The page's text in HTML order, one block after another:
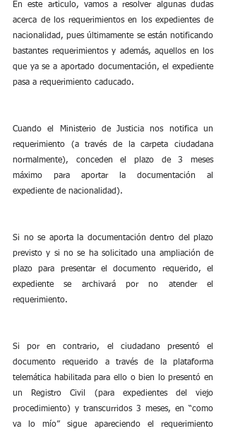
En este articulo, vamos a resolver algunas dudas
acerca de los requerimientos en los expedientes de
nacionalidad, pues últimamente se están notificando
bastantes requerimientos y además, aquellos en los
que ya se a aportado documentación, el expediente
pasa a requerimiento caducado.
Cuando el Ministerio de Justicia nos notifica un
requerimiento (a través de la carpeta ciudadana
normalmente), conceden el plazo de 3 meses
máximo para aportar la documentación al
expediente de nacionalidad).
Si no se aporta la documentación dentro del plazo
previsto y si no se ha solicitado una ampliación de
plazo para presentar el documento requerido, el
expediente se archivará por no atender el
requerimiento.
Si por en contrario, el ciudadano presentó el
documento requerido a través de la plataforma
telemática habilitada para ello o bien lo presentó en
un Registro Civil (para expedientes del viejo
procedimiento) y transcurridos 3 meses, en “como
va lo mío” sigue apareciendo el requerimiento